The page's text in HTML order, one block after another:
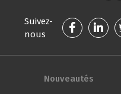
Suivez-
nous
Nouveautés